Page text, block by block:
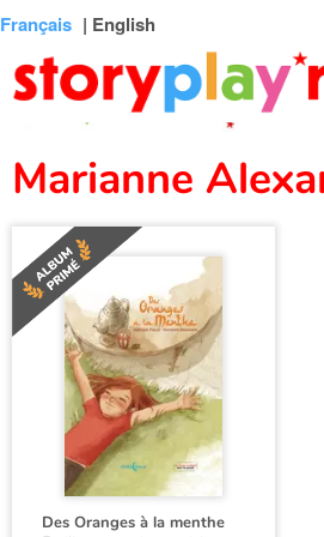
Français | English
Marianne
Des Oranges à la menthe